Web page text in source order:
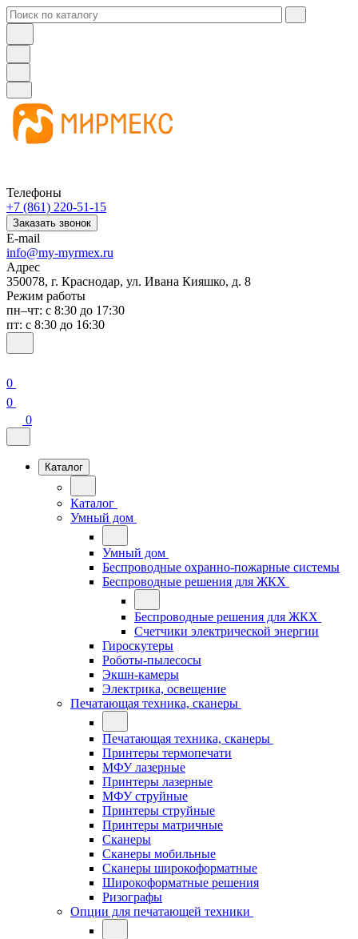
Телефоны
+7 (861) 220-51-15
Заказать звонок
E-mail
info@my-myrmex.ru
Адрес
350078, г. Краснодар, ул. Ивана Кияшко, д. 8
Режим работы
пн–чт: с 8:30 до 17:30
пт: с 8:30 до 16:30
0
0
0
Каталог
Каталог
Умный дом
Умный дом
Беспроводные охранно-пожарные системы
Беспроводные решения для ЖКХ
Беспроводные решения для ЖКХ
Счетчики электрической энергии
Гироскутеры
Роботы-пылесосы
Экшн-камеры
Электрика, освещение
Печатающая техника, сканеры
Печатающая техника, сканеры
Принтеры термопечати
МФУ лазерные
Принтеры лазерные
МФУ струйные
Принтеры струйные
Принтеры матричные
Сканеры
Сканеры мобильные
Сканеры широкоформатные
Широкоформатные решения
Ризографы
Опции для печатающей техники